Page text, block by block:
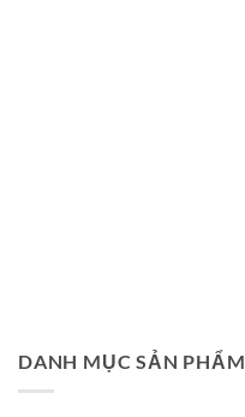
DANH MỤC SẢN PHẨM